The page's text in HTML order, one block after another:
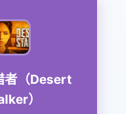
者（Desert
）